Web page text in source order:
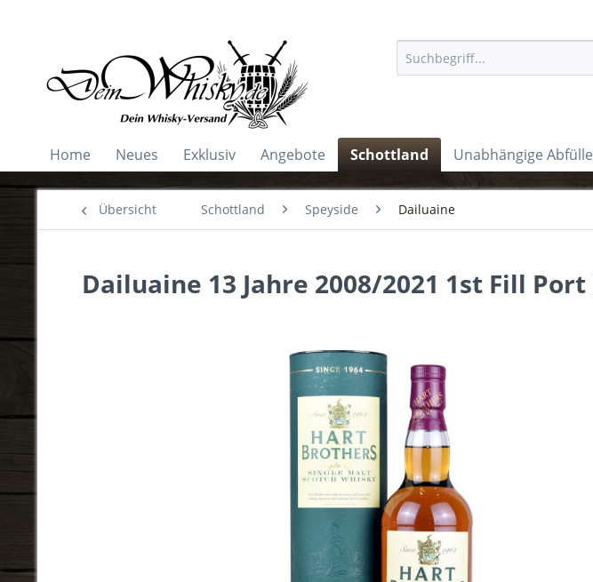
Home Neues Exklusiv Angebote Schottland Unabhängige
Übersicht Schottland Speyside Dailuaine
Dailuaine 13 Jahre 2008/2021 1st Fill